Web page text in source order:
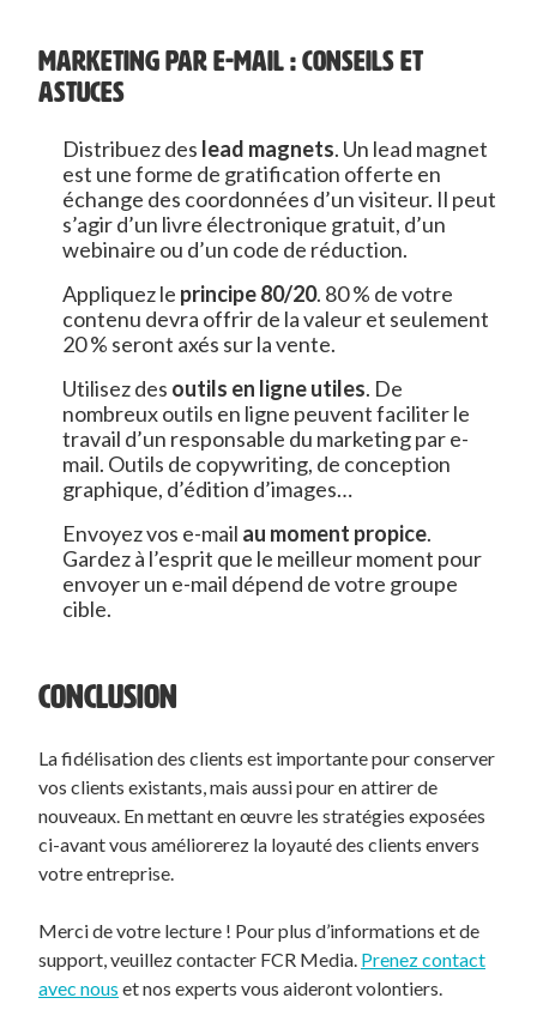
MARKETING PAR E-MAIL : CONSEILS ET
ASTUCES
Distribuez des lead magnets. Un lead magnet
est une forme de gratification offerte en
échange des coordonnées d’un visiteur. Il peut
s’agir d’un livre électronique gratuit, d’un
webinaire ou d’un code de réduction.
Appliquez le principe 80/20. 80 % de votre
contenu devra offrir de la valeur et seulement
20 % seront axés sur la vente.
Utilisez des outils en ligne utiles. De
nombreux outils en ligne peuvent faciliter le
travail d’un responsable du marketing par e-
mail. Outils de copywriting, de conception
graphique, d’édition d’images…
Envoyez vos e-mail au moment propice.
Gardez à l’esprit que le meilleur moment pour
envoyer un e-mail dépend de votre groupe
cible.
CONCLUSION
La fidélisation des clients est importante pour conserver
vos clients existants, mais aussi pour en attirer de
nouveaux. En mettant en œuvre les stratégies exposées
ci-avant vous améliorerez la loyauté des clients envers
votre entreprise.
Merci de votre lecture ! Pour plus d’informations et de
support, veuillez contacter FCR Media. Prenez contact
avec nous et nos experts vous aideront volontiers.